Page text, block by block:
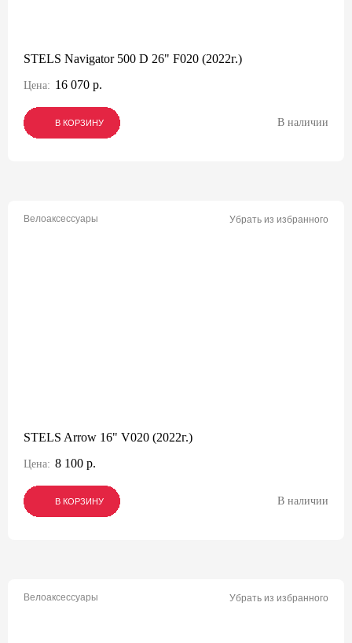
STELS Navigator 500 D 26" F020 (2022г.)
Цена: 16 070 р.
В КОРЗИНУ
В КОРЗИНУ
В КОРЗИНУ В наличии
Велоаксессуары Убрать из избранного
STELS Arrow 16" V020 (2022г.)
Цена: 8 100 р.
В КОРЗИНУ
В КОРЗИНУ
В КОРЗИНУ В наличии
Велоаксессуары Убрать из избранного